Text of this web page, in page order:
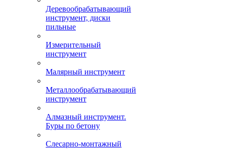
Деревообрабатывающий
инструмент, диски
пильные
Измерительный
инструмент
Малярный инструмент
Металлообрабатывающий
инструмент
Алмазный инструмент.
Буры по бетону
Слесарно-монтажный